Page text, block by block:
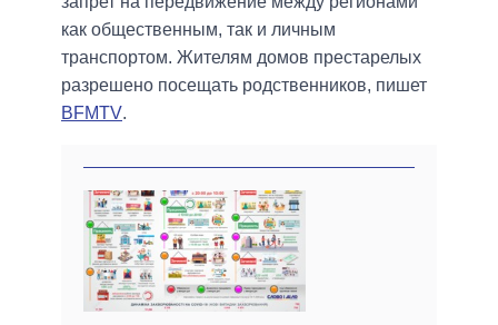
как общественным, так и личным
транспортом. Жителям домов престарелых
разрешено посещать родственников, пишет
BFMTV.